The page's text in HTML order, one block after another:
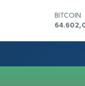
BITCOIN
55,0250